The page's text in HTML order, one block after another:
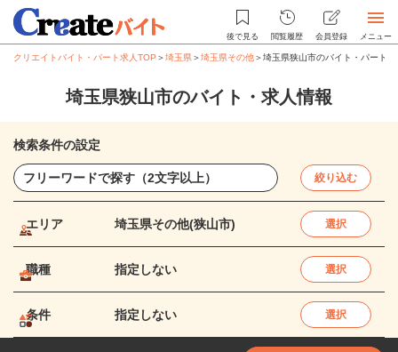
後で見る 閲覧履歴 会員登録 メニュー
クリエイトバイト・パート求人TOP ＞埼玉県＞埼玉県その他＞埼玉県狭山市のバイト・パート求
埼玉県狭山市のバイト・求人情報
検索条件の設定
絞り込む
エリア 埼玉県その他(狭山市) 選択
職種 指定しない 選択
条件 指定しない 選択